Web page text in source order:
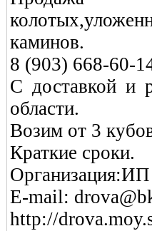
каминов.
8 (903) 668-60-
С доставкой и
области.
Возим от 3
Краткие сроки.
Е-mail:
http://